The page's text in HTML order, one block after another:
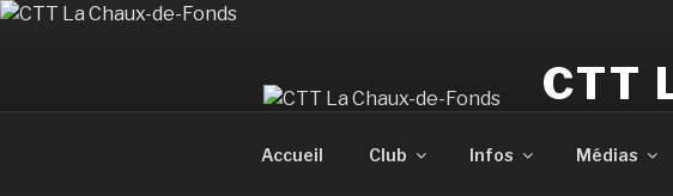
Aller
CTT
Accueil Club Infos Médias